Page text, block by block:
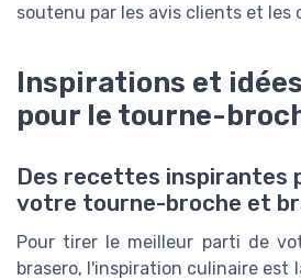
soutenu par les avis clients et les
Inspirations et
pour le tourne-
Des recettes inspirantes
votre tourne-broche et
Pour tirer le meilleur parti de
brasero, l'inspiration culinaire est